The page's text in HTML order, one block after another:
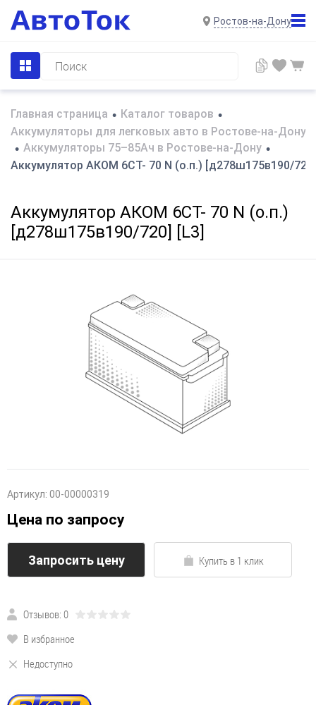
Ростов-на-Дону
Главная страница • Каталог товаров •
Аккумуляторы для легковых авто в Ростове-на-Дону
• Аккумуляторы 75–85Ач в Ростове-на-Дону •
Аккумулятор АКОМ 6СТ- 70 N (о.п.) [д278ш175в190/
Аккумулятор АКОМ 6СТ- 70 N (о.п.)
[д278ш175в190/720] [L3]
Артикул: 00-00000319
Цена по запросу
Запросить цену Купить в 1 клик
Отзывов: 0
В избранное
Недоступно